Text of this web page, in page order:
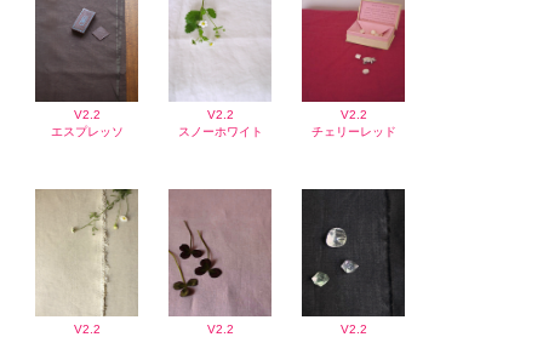
V2.2
エスプレッソ
V2.2
スノーホワイト
V2.2
チェリーレッド
V2.2
V2.2
V2.2